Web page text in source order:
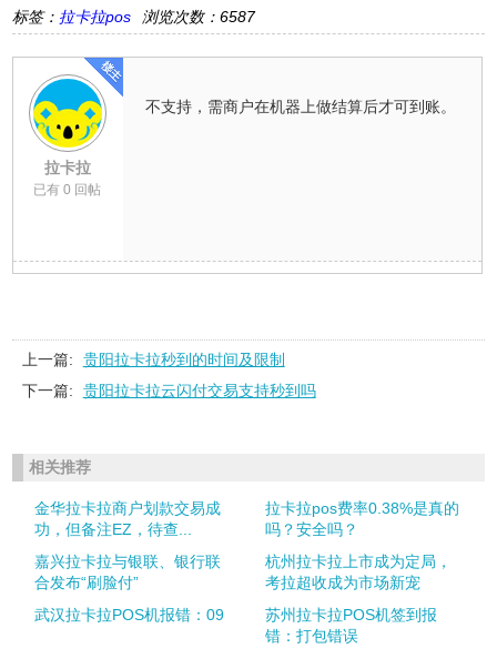
标签： 拉卡拉pos 浏览次数：6587
拉卡拉
已有 0 回帖
不支持，需商户在机器上做结算后才可到账。
上一篇:
贵阳拉卡拉秒到的时间及限制
下一篇:
贵阳拉卡拉云闪付交易支持秒到吗
相关推荐
金华拉卡拉商户划款交易成
功，但备注EZ，待查...
拉卡拉pos费率0.38%是真的
吗？安全吗？
嘉兴拉卡拉与银联、银行联
合发布“刷脸付”
杭州拉卡拉上市成为定局，
考拉超收成为市场新宠
武汉拉卡拉POS机报错：09
苏州拉卡拉POS机签到报
错：打包错误